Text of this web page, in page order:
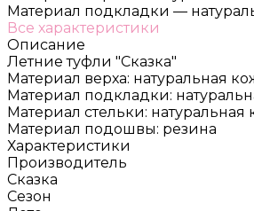
Материал подкладки —
Все характеристики
Описание
Летние туфли "Сказка"
Материал верха: натуральная
Материал подкладки:
Материал стельки: натуральная
Материал подошвы: резина
Характеристики
Производитель
Сказка
Сезон